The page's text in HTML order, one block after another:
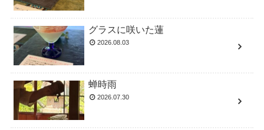
グラスに咲いた蓮
2026.08.03
蝉時雨
2026.07.30